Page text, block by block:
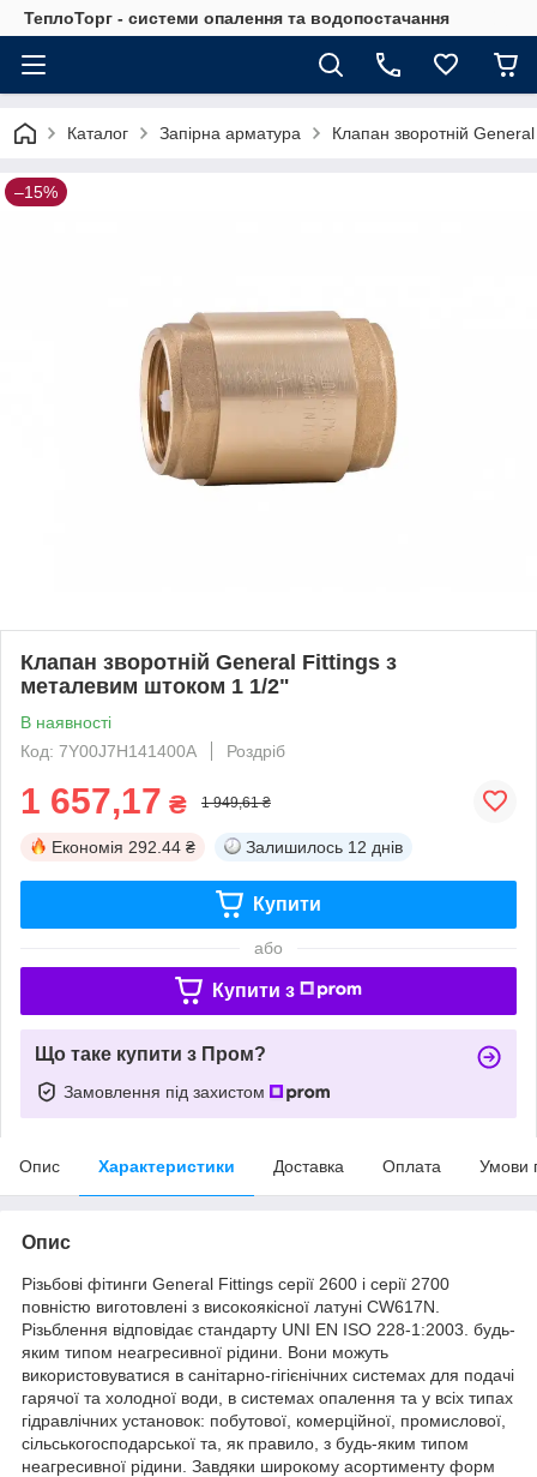
ТеплоТорг - системи опалення та водопостачання
Каталог Запірна арматура Клапан зворотній
–15%
Клапан зворотній General Fittings з
металевим штоком 1 1/2"
В наявності
Код: 7Y00J7H141400A
Роздріб
1 657,17 ₴ 1 949,61 ₴
Економія 292.44 ₴ Залишилось 12 днів
Купити
або
Купити з
Що таке купити з Пром?
Замовлення під захистом
Опис Характеристики Доставка Оплата Умови
Опис
Різьбові фітинги General Fittings серії 2600 і серії 2700
повністю виготовлені з високоякісної латуні CW617N.
Різьблення відповідає стандарту UNI EN ISO 228-1:2003. будь-
яким типом неагресивної рідини. Вони можуть
використовуватися в санітарно-гігієнічних системах для подачі
гарячої та холодної води, в системах опалення та у всіх типах
гідравлічних установок: побутової, комерційної, промислової,
сільськогосподарської та, як правило, з будь-яким типом
неагресивної рідини. Завдяки широкому асортименту форм